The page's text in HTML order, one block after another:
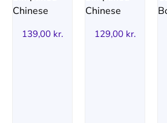
139,00 kr. 129,00 kr.